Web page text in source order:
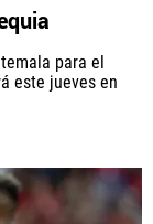
para el
este jueves en